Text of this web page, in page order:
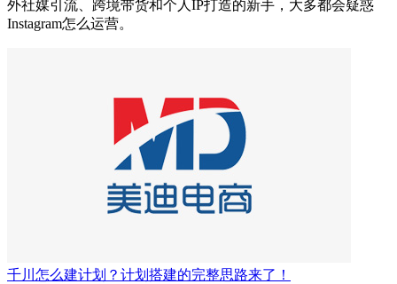
外社媒引流、跨境带货和个人IP打造的新手，大多都会疑惑
Instagram怎么运营。
千川怎么建计划？计划搭建的完整思路来了！